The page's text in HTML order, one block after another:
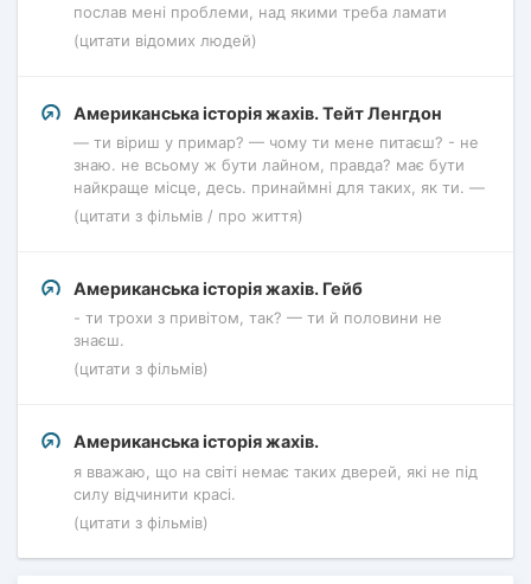
послав мені проблеми, над якими треба ламати
(цитати відомих людей)
Американська історія жахів. Тейт Ленгдон
— ти віриш у примар? — чому ти мене питаєш? - не
знаю. не всьому ж бути лайном, правда? має бути
найкраще місце, десь. принаймні для таких, як ти. —
(цитати з фільмів / про життя)
Американська історія жахів. Гейб
- ти трохи з привітом, так? — ти й половини не
знаєш.
(цитати з фільмів)
Американська історія жахів.
я вважаю, що на світі немає таких дверей, які не під
силу відчинити красі.
(цитати з фільмів)